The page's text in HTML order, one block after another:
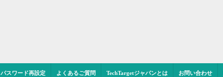
パスワード再設定 よくあるご質問 TechTargetジャパンとは お問い合わせ